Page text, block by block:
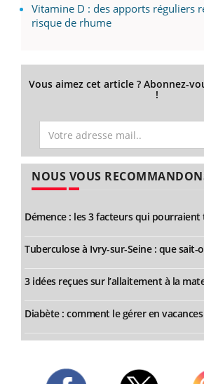
Vitamine D : des apports réguliers
risque de rhume
Vous aimez cet article ? Abonnez-
!
NOUS VOUS
Démence : les 3 facteurs qui
Tuberculose à Ivry-sur-Seine : que sait-
3 idées reçues sur l’allaitement à la
Diabète : comment le gérer en vacances